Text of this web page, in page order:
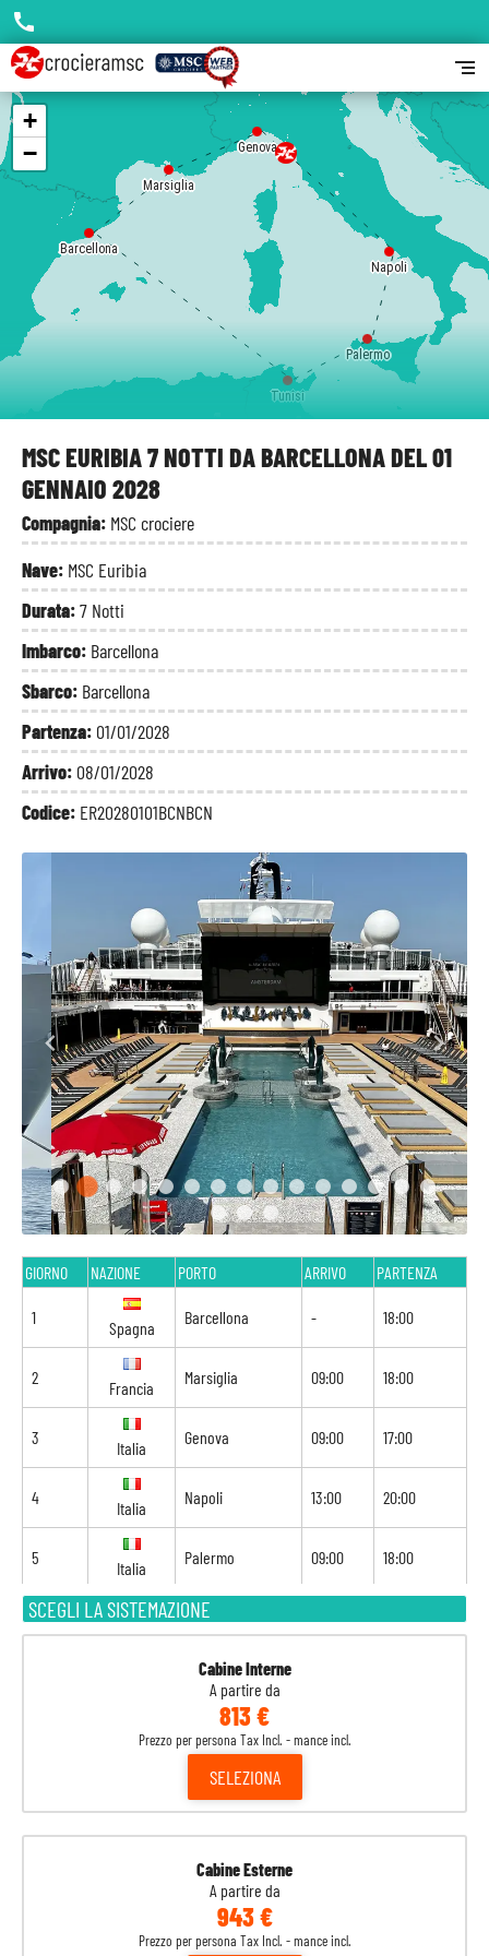
MSC EURIBIA 7 NOTTI DA BARCELLONA DEL 01
GENNAIO 2028
Compagnia: MSC crociere
Nave: MSC Euribia
Durata:7 Notti
Imbarco: Barcellona
Sbarco: Barcellona
Partenza: 01/01/2028
Arrivo: 08/01/2028
Codice: ER20280101BCNBCN
SCEGLI LA SISTEMAZIONE
Cabine Interne
A partire da
813 €
Prezzo per persona Tax Incl. - mance incl.
SELEZIONA
Cabine Esterne
A partire da
943 €
Prezzo per persona Tax Incl. - mance incl.
GIORNO NAZIONE PORTO ARRIVO PARTENZA
1
Spagna
Barcellona - 18:00
2
Francia
Marsiglia 09:00 18:00
3
Italia
Genova 09:00 17:00
4
Italia
Napoli 13:00 20:00
5
Italia
Palermo 09:00 18:00
6
Tunisia
Tunisi 09:00 18:00
Navigazione
Barcellona
Barcellona
Marsiglia
Genova
Napoli
Palermo
Tunisi
+
−
call
segment